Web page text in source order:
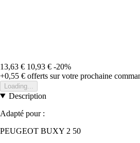
13,63 € 10,93 € -20%
+0,55 € offerts sur votre prochaine
Loading...
Description
Adapté pour :
PEUGEOT BUXY 2 50